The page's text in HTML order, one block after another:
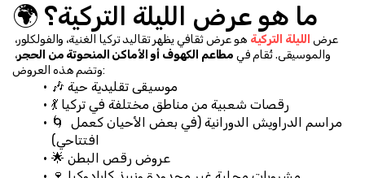
🌍 ما هو عرض الليلة التركية؟
عرض الليلة التركية
والموسيقى. تُقام في مطاعم الكهوف أو الأماكن المنحوتة من الحجر
وتضم هذه العروض:
🎶 موسيقى تقليدية حية
💃 رقصات شعبية من مناطق مختلفة في تركيا
🌀 مراسم الدراويش الدورانية (في بعض الأحيان كعمل
افتتاحي)
🌟 عروض رقص البطن